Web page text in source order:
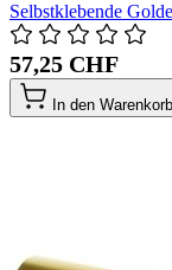
Selbstklebende
57,25 CHF
In den Warenkorb